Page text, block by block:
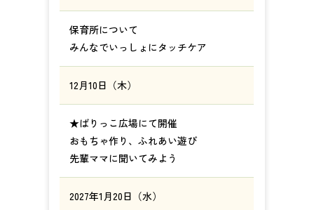
保育所について
みんなでいっしょにタッチケア
12月10日（木）
★ばりっこ広場にて開催
おもちゃ作り、ふれあい遊び
先輩ママに聞いてみよう
2027年1月20日（水）